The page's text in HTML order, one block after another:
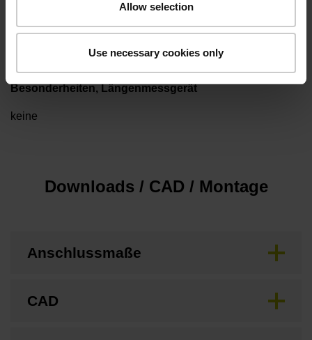
Allow selection
Use necessary cookies only
Elektrischer Anschluss
Flanschdose, Stift, 14-polig
Besonderheiten, Längenmessgerät
keine
Downloads / CAD / Montage
Anschlussmaße
CAD